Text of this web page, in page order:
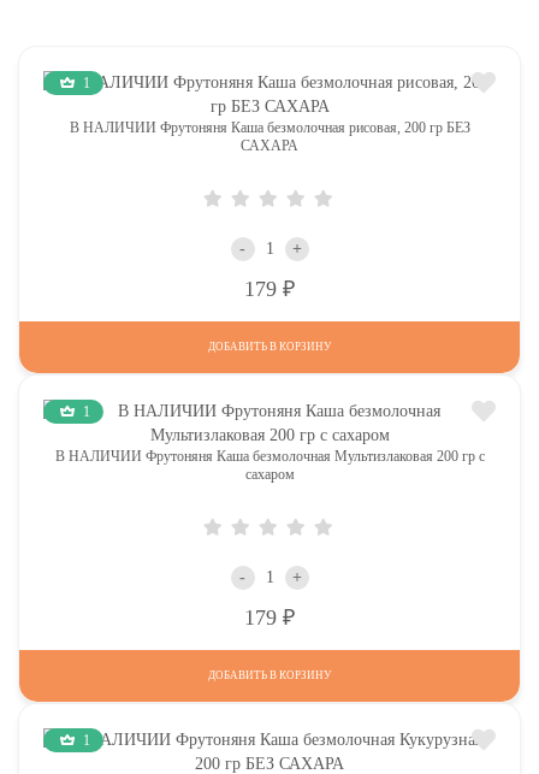
1
В НАЛИЧИИ Фрутоняня Каша безмолочная рисовая, 200 гр БЕЗ
САХАРА
- +
179
ДОБАВИТЬ В КОРЗИНУ
1
В НАЛИЧИИ Фрутоняня Каша безмолочная Мультизлаковая 200 гр с
сахаром
- +
179
ДОБАВИТЬ В КОРЗИНУ
1